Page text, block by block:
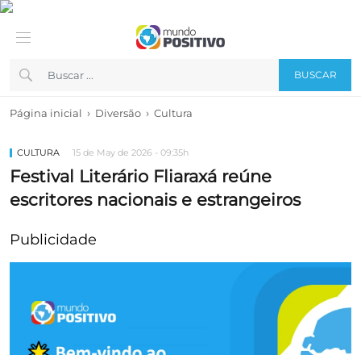
BUSCAR
Página inicial › Diversão › Cultura
CULTURA 15 de May de 2026 - 09:35h
Festival Literário Fliaraxá reúne
escritores nacionais e estrangeiros
Publicidade